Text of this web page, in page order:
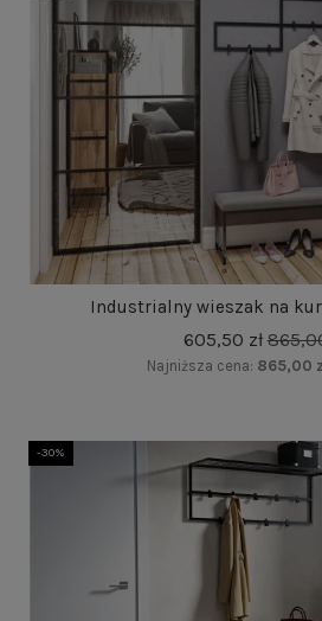
Industrialny wieszak na
605,50 zł
Najniższa cena: 865,00
-30%